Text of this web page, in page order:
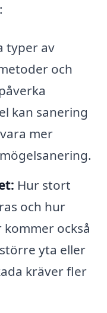
typer av
och
kan sanering
mer
Hur stort
och hur
också
yta eller
kräver fler